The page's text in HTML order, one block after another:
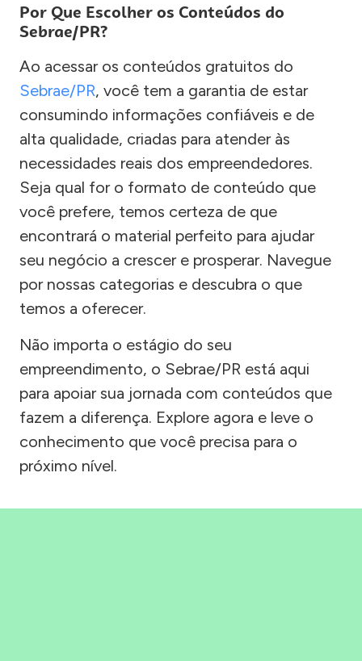
Por Que Escolher os Conteúdos do
Sebrae/PR?
Ao acessar os conteúdos gratuitos do
Sebrae/PR, você tem a garantia de estar
consumindo informações confiáveis e de
alta qualidade, criadas para atender às
necessidades reais dos empreendedores.
Seja qual for o formato de conteúdo que
você prefere, temos certeza de que
encontrará o material perfeito para ajudar
seu negócio a crescer e prosperar. Navegue
por nossas categorias e descubra o que
temos a oferecer.
Não importa o estágio do seu
empreendimento, o Sebrae/PR está aqui
para apoiar sua jornada com conteúdos que
fazem a diferença. Explore agora e leve o
conhecimento que você precisa para o
próximo nível.